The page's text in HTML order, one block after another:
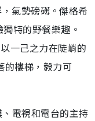
氣勢磅礡。傑格希
特的野餐樂趣。
一己之力在陡峭的
的樓梯，毅力可
電視和電台的主持